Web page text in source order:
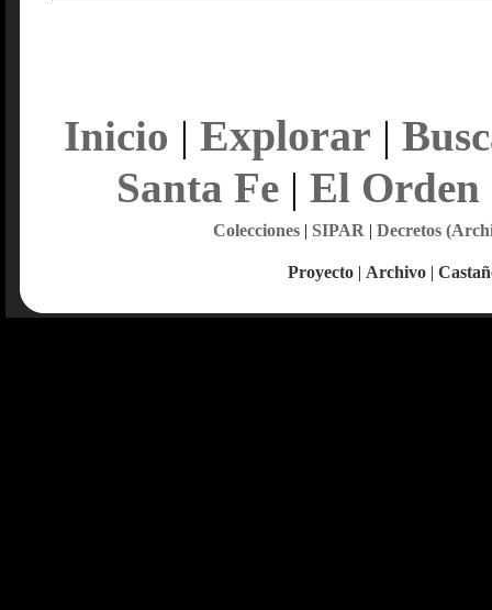
Inicio | Explorar |
Santa Fe| El Orden
Colecciones| SIPAR | Decretos
Proyecto | Archivo |